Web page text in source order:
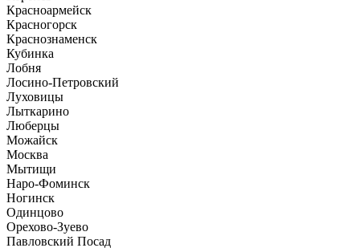
Красноармейск
Красногорск
Краснознаменск
Кубинка
Лобня
Лосино-Петровский
Луховицы
Лыткарино
Люберцы
Можайск
Москва
Мытищи
Наро-Фоминск
Ногинск
Одинцово
Орехово-Зуево
Павловский Посад